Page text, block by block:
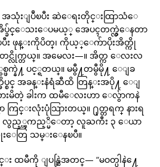
အသုံးျပဳၿပီး ဆဲေရးတိုင္းထြာသံေ
အိပ္ခ်င္ေသးေပမယ့္ အေပၚတက္လွဲေနတာ
ပီး ဖုန္းကိုပိတ္၊ ကိုယ့္ေက်ာပိုးအိတ္ကို
င္လိုက္တယ္။ အမေလး—။ အိတ္က ေလးလ
နဲ႔ ပင့္ရတယ္။ မမွီ႔တမွီမို႔ ေျခ
ပ္စင္ အခန္းနံရံဆီထိ တြန္းအပို႔ ေျ
မိတဲ့ ခါးက ထမီေလးဟာ ေလွ်ာကနဲ
ြင္းလုံးပုံသြားတယ္။ ႐ုတ္တရက္ နားရ
း လွည့္ၾကည့္မိေတာ့ လူႀကီး ၃ ေယာ
ေတြ သမ္းေနၿပီ။
း ထမီကို ျပန္ဆြဲအတင္— “မဝတ္ပါနဲ႔ေ